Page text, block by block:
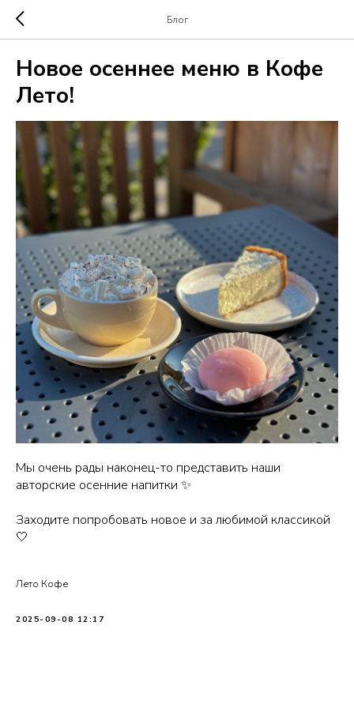
Блог
Новое осеннее меню в Кофе
Лето!
Мы очень рады наконец-то представить наши
авторские осенние напитки ✨
Заходите попробовать новое и за любимой классикой
🤍
Лето Кофе
2025-09-08 12:17